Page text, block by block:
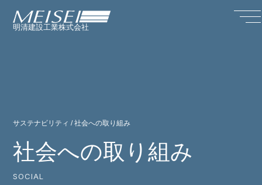
明清建設工業株式会社
サステナビリティ / 社会への取り組み
社会への取り組み
SOCIAL